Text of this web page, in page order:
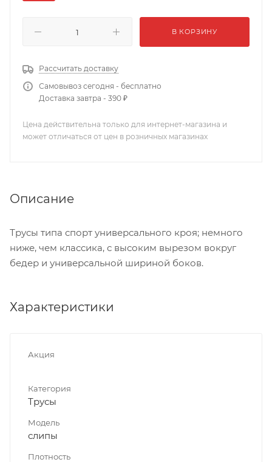
В КОРЗИНУ
Рассчитать доставку
Самовывоз сегодня - бесплатно
Доставка завтра - 390 ₽
Цена действительна только для интернет-магазина и
может отличаться от цен в розничных магазинах
Описание
Трусы типа спорт универсального кроя; немного
ниже, чем классика, с высоким вырезом вокруг
бедер и универсальной шириной боков.
Характеристики
Акция
Категория
Трусы
Модель
слипы
Плотность